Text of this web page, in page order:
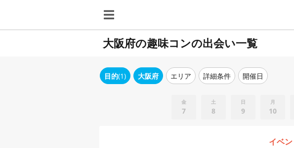
大阪府の趣味コンの出会い一覧
目的(1) 大阪府 エリア 詳細条件 開催日
金
7
土
8
日
9
月
10
イベ